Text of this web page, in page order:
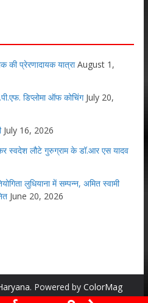
की प्रेरणादायक यात्रा August 1,
डिप्लोमा ऑफ कोचिंग July 20,
July 16, 2026
कर स्वदेश लौटे गुरुग्राम के डॉ.आर एस यादव
लुधियाना में सम्पन्न, अमित स्वामी
June 20, 2026
. Powered by ColorMag